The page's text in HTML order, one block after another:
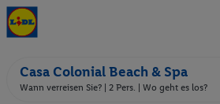
Casa Colonial Beach & Spa
Wann verreisen Sie? | 2 Pers. | Wo geht es los?